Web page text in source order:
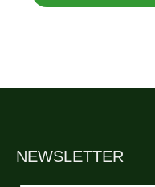
NEWSLETTER